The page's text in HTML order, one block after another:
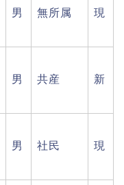
男 無所属 現
男 共産 新
男 社民 現